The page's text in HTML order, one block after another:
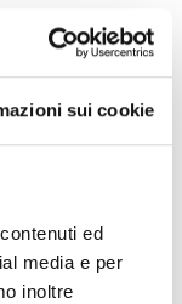
sui cookie
ed
media e per
inoltre